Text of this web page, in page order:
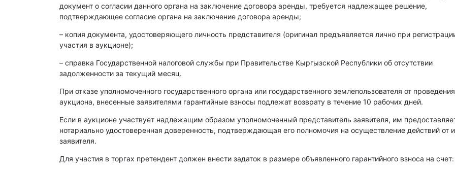
документ о согласии данного органа на заключение договора аренды, требуется надлежащее решение,
подтверждающее согласие органа на заключение договора аренды;
– копия документа, удостоверяющего личность представителя (оригинал предъявляется лично при
участия в аукционе);
– справка Государственной налоговой службы при Правительстве Кыргызской Республики об отсутствии
задолженности за текущий месяц.
При отказе уполномоченного государственного органа или государственного землепользователя от проведения
аукциона, внесенные заявителями гарантийные взносы подлежат возврату в течение 10 рабочих дней.
Если в аукционе участвует надлежащим образом уполномоченный представитель заявителя, им
нотариально удостоверенная доверенность, подтверждающая его полномочия на осуществление действий от
заявителя.
Для участия в торгах претендент должен внести задаток в размере объявленного гарантийного взноса на счет: